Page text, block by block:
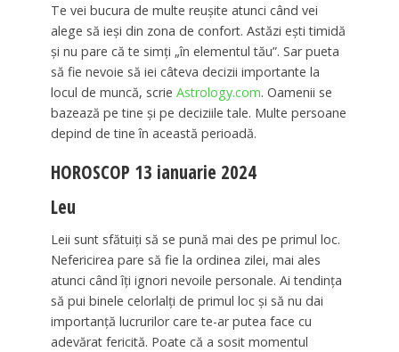
Te vei bucura de multe reușite atunci când vei
alege să ieși din zona de confort. Astăzi ești timidă
și nu pare că te simți „în elementul tău”. Sar pueta
să fie nevoie să iei câteva decizii importante la
locul de muncă, scrie Astrology.com. Oamenii se
bazează pe tine și pe deciziile tale. Multe persoane
depind de tine în această perioadă.
HOROSCOP 13 ianuarie 2024
Leu
Leii sunt sfătuiți să se pună mai des pe primul loc.
Nefericirea pare să fie la ordinea zilei, mai ales
atunci când îți ignori nevoile personale. Ai tendința
să pui binele celorlalți de primul loc și să nu dai
importanță lucrurilor care te-ar putea face cu
adevărat fericită. Poate că a sosit momentul